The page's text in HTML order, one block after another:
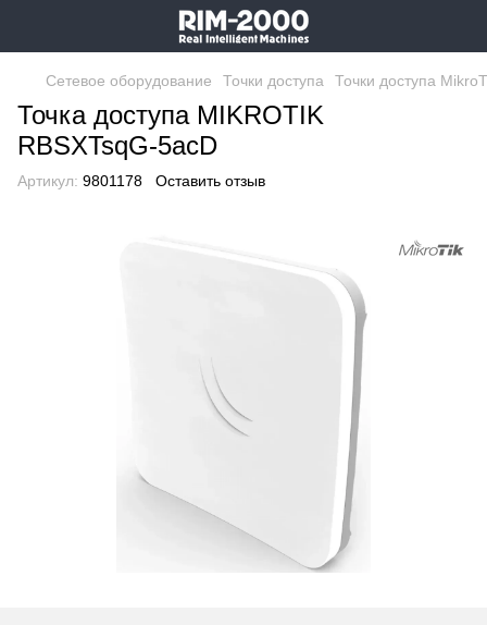
Сетевое оборудование Точки доступа Точки доступа
Точка доступа MIKROTIK
RBSXTsqG-5acD
Артикул: 9801178 Оставить отзыв